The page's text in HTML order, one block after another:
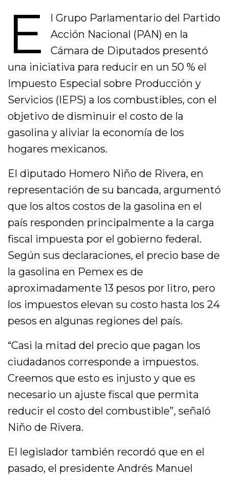
E
l Grupo Parlamentario del Partido
Acción Nacional (PAN) en la
Cámara de Diputados presentó
una iniciativa para reducir en un 50 % el
Impuesto Especial sobre Producción y
Servicios (IEPS) a los combustibles, con el
objetivo de disminuir el costo de la
gasolina y aliviar la economía de los
hogares mexicanos.
El diputado Homero Niño de Rivera, en
representación de su bancada, argumentó
que los altos costos de la gasolina en el
país responden principalmente a la carga
fiscal impuesta por el gobierno federal.
Según sus declaraciones, el precio base de
la gasolina en Pemex es de
aproximadamente 13 pesos por litro, pero
los impuestos elevan su costo hasta los 24
pesos en algunas regiones del país.
“Casi la mitad del precio que pagan los
ciudadanos corresponde a impuestos.
Creemos que esto es injusto y que es
necesario un ajuste fiscal que permita
reducir el costo del combustible”, señaló
Niño de Rivera.
El legislador también recordó que en el
pasado, el presidente Andrés Manuel